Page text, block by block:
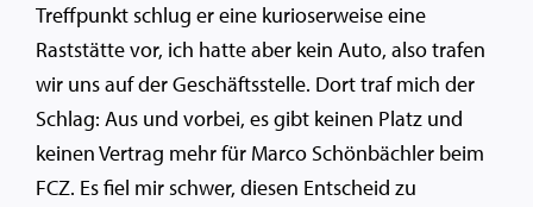
Treffpunkt schlug er eine kurioserweise eine
Raststätte vor, ich hatte aber kein Auto, also trafen
wir uns auf der Geschäftsstelle. Dort traf mich der
Schlag: Aus und vorbei, es gibt keinen Platz und
keinen Vertrag mehr für Marco Schönbächler beim
FCZ. Es fiel mir schwer, diesen Entscheid zu